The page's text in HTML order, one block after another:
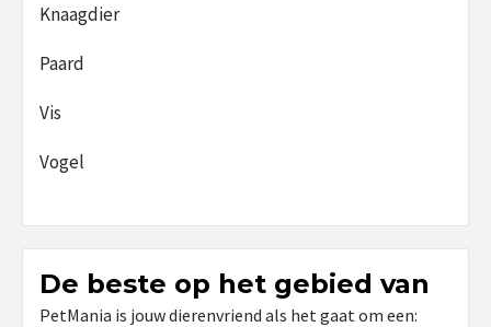
Knaagdier
Paard
Vis
Vogel
De beste op het gebied van
PetMania is jouw dierenvriend als het gaat om een: